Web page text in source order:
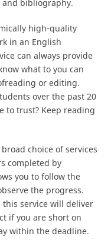
bibliography.
high-quality
in an English
can always provide
what toyou can
or editing.
over the past 20
to trust? Keep reading
choice of services
completed by
you to follow the
the progress.
this service will deliver
if you are short on
within the deadline.